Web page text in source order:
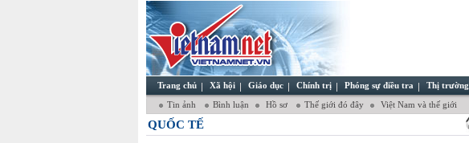
Trang chủ Xã hội Giáo dục Chính trị Phóng sự điều tra Thị trường
Tin ảnh Bình luận Hồ sơ Thế giới đó đây Việt Nam và thế giới
QUỐC TẾ